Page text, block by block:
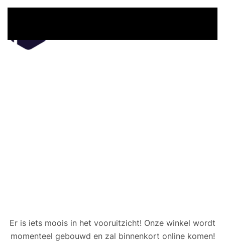
Er is iets moois in het vooruitzicht! Onze winkel wordt
momenteel gebouwd en zal binnenkort online komen!